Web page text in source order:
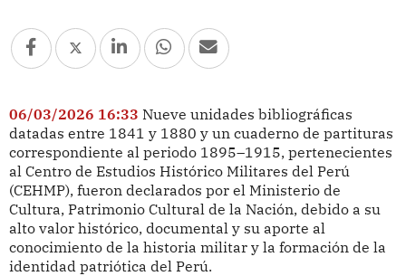
06/03/2026 16:33 Nueve unidades bibliográficas
datadas entre 1841 y 1880 y un cuaderno de partituras
correspondiente al periodo 1895–1915, pertenecientes
al Centro de Estudios Histórico Militares del Perú
(CEHMP), fueron declarados por el Ministerio de
Cultura, Patrimonio Cultural de la Nación, debido a su
alto valor histórico, documental y su aporte al
conocimiento de la historia militar y la formación de la
identidad patriótica del Perú.